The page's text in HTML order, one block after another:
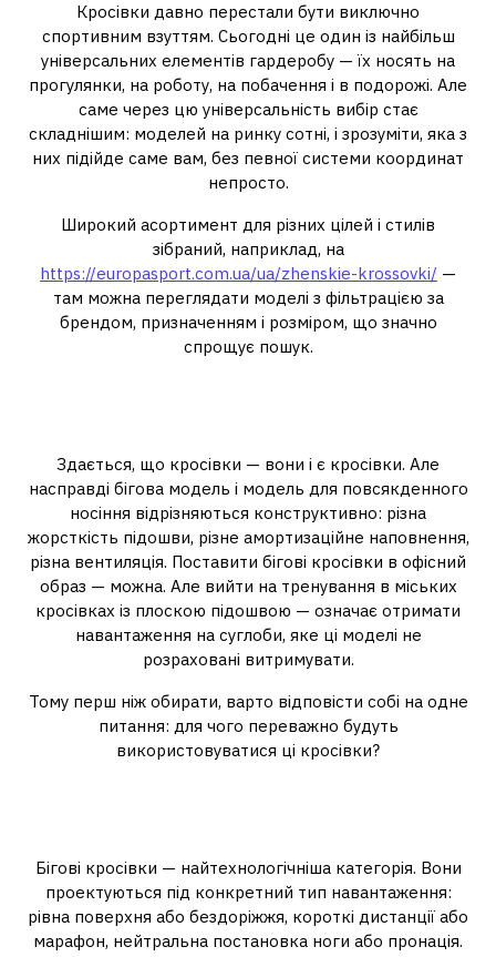
Кросівки давно перестали бути виключно
спортивним взуттям. Сьогодні це один із найбільш
універсальних елементів гардеробу — їх носять на
прогулянки, на роботу, на побачення і в подорожі. Але
саме через цю універсальність вибір стає
складнішим: моделей на ринку сотні, і зрозуміти, яка з
них підійде саме вам, без певної системи координат
непросто.
Широкий асортимент для різних цілей і стилів
зібраний, наприклад, на
https://europasport.com.ua/ua/zhenskie-krossovki/ —
там можна переглядати моделі з фільтрацією за
брендом, призначенням і розміром, що значно
спрощує пошук.
Здається, що кросівки — вони і є кросівки. Але
насправді бігова модель і модель для повсякденного
носіння відрізняються конструктивно: різна
жорсткість підошви, різне амортизаційне наповнення,
різна вентиляція. Поставити бігові кросівки в офісний
образ — можна. Але вийти на тренування в міських
кросівках із плоскою підошвою — означає отримати
навантаження на суглоби, яке ці моделі не
розраховані витримувати.
Тому перш ніж обирати, варто відповісти собі на одне
питання: для чого переважно будуть
використовуватися ці кросівки?
Бігові кросівки — найтехнологічніша категорія. Вони
проектуються під конкретний тип навантаження:
рівна поверхня або бездоріжжя, короткі дистанції або
марафон, нейтральна постановка ноги або пронація.